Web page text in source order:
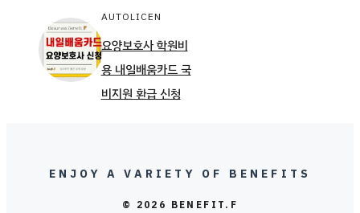
AUTOLICEN
요양보호사 학원비
용 내일배움카드 국
비지원 환급 신청
ENJOY A VARIETY OF BENEFITS
© 2026 BENEFIT.F